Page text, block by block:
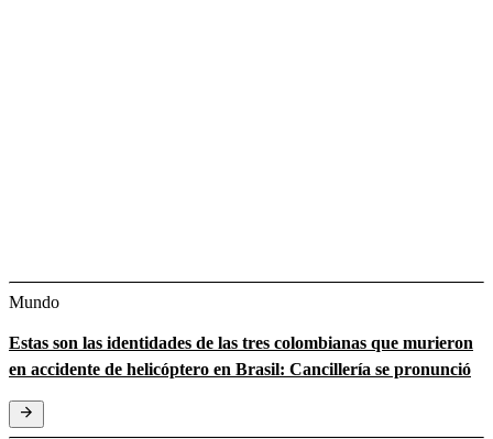
Mundo
Estas son las identidades de las tres colombianas que murieron
en accidente de helicóptero en Brasil: Cancillería se pronunció